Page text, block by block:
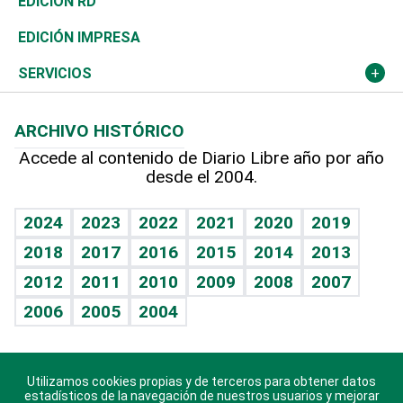
Caribe
Resto del mundo
Global y variable
Economía personal
Novedades
Podcast Arte Libre
Hablando con el pediatra
Vida y familia
Eñe
Celebrando la vida
Sin complejos
En pocas palabras
Escuchando al corazón
Olimpismo
Más deportes
Línea de hit
TBT Deportivo
Noticiero Poteleche
Columnistas
Más firmas
Martes de tecnología
Cambio climático
Deportes
Opinión
Hecho en casa
Guía del dinero
EDICIÓN IMPRESA
SERVICIOS
Cumpleaños
Horóscopos
Crucigramas
ARCHIVO HISTÓRICO
Accede al contenido de Diario Libre año por año
desde el 2004.
2024 2023 2022 2021 2020
2019
2018
2017 2016 2015 2014
2013
2012
2011 2010 2009 2008
2007
2006
2005 2004
Descarga nuestras aplicaciones para Android, iOS y
Utilizamos cookies propias y de terceros para obtener datos
estadísticos de la navegación de nuestros usuarios y mejorar